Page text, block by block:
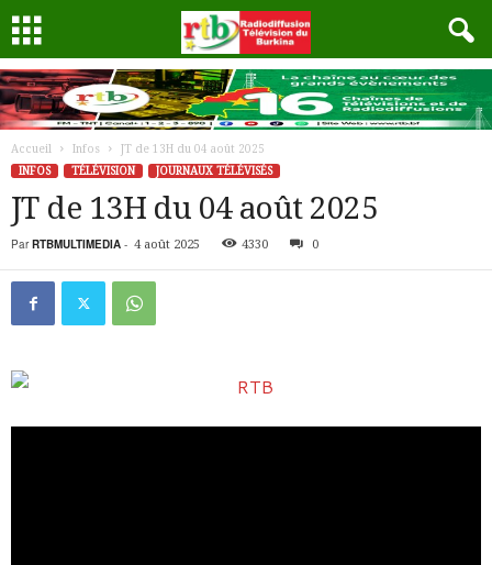
Accueil Infos
JT de 13H du 04 août 2025
INFOS
TÉLÉVISION JOURNAUX TÉLÉVISÉS
JT de 13H du 04 août 2025
Par RTBMULTIMEDIA - 4 août 2025 4330 0